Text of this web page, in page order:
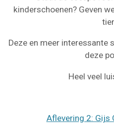
kinderschoenen? Geven
Deze en meer interessante
deze
Heel veel
Aflevering 2: Gijs